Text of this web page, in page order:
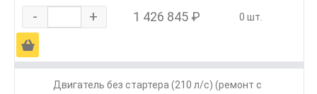
- + 1 426 845 ₽ 0 шт.
Ä
Двигатель без стартера (210 л/с) (ремонт с